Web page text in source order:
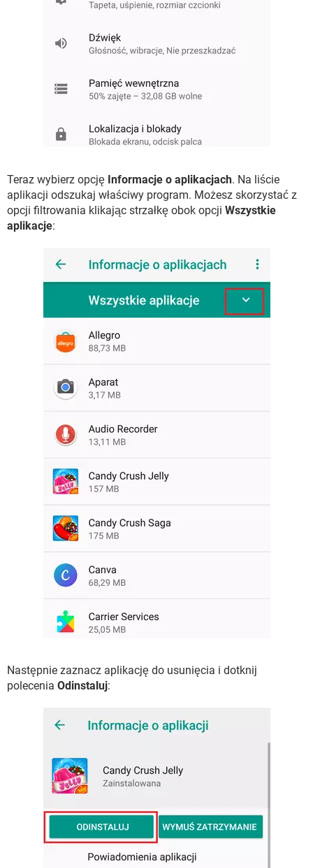
Teraz wybierz opcję Informacje o aplikacjach. Na liście
aplikacji odszukaj właściwy program. Możesz skorzystać z
opcji filtrowania klikając strzałkę obok opcji Wszystkie
aplikacje:
Następnie zaznacz aplikację do usunięcia i dotknij
polecenia Odinstaluj: